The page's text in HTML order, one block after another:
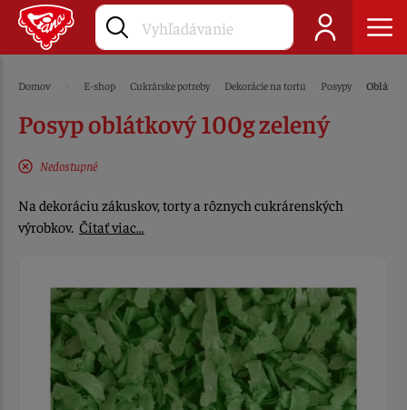
Domov E-shop Cukrárske potreby Dekorácie na tortu Posypy
Posyp oblátkový 100g zelený
Nedostupné
Na dekoráciu zákuskov, torty a rôznych cukrárenských
výrobkov. Čítať viac…